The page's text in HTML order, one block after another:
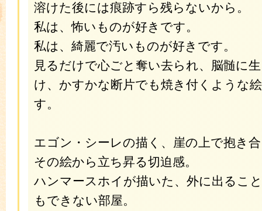
溶けた後には痕跡すら残らないから。
私は、怖いものが好きです。
私は、綺麗で汚いものが好きです。
見るだけで心ごと奪い去られ、脳髄に
け、かすかな断片でも焼き付くような
す。
エゴン・シーレの描く、崖の上で抱き
その絵から立ち昇る切迫感。
ハンマースホイが描いた、外に出るこ
もできない部屋。